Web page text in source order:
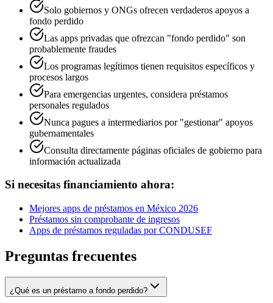
Solo gobiernos y ONGs ofrecen verdaderos apoyos a
fondo perdido
Las apps privadas que ofrezcan "fondo perdido" son
probablemente fraudes
Los programas legítimos tienen requisitos específicos y
procesos largos
Para emergencias urgentes, considera préstamos
personales regulados
Nunca pagues a intermediarios por "gestionar" apoyos
gubernamentales
Consulta directamente páginas oficiales de gobierno para
información actualizada
Si necesitas financiamiento ahora:
Mejores apps de préstamos en México 2026
Préstamos sin comprobante de ingresos
Apps de préstamos reguladas por CONDUSEF
Preguntas frecuentes
¿Qué es un préstamo a fondo perdido?